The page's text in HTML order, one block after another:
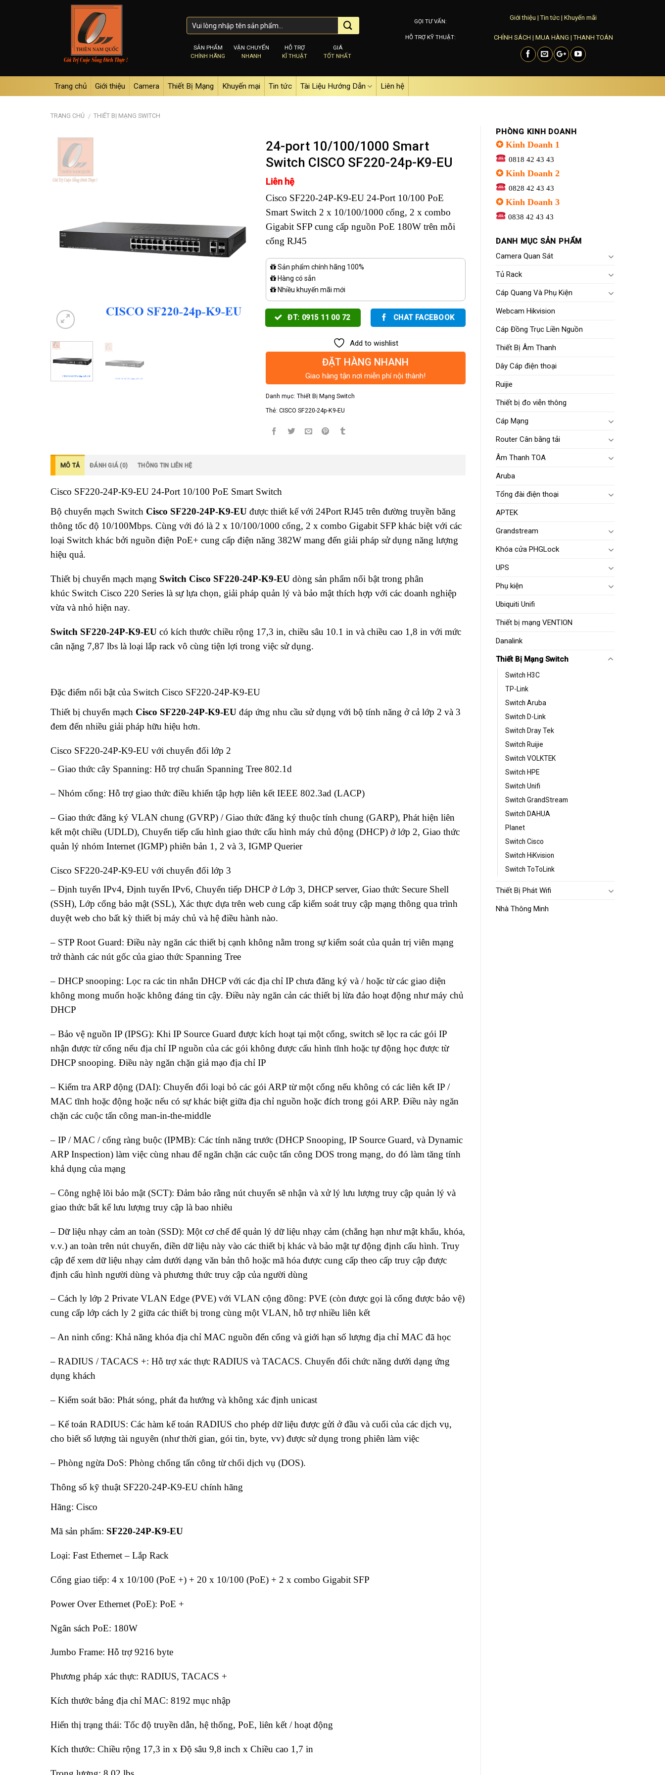
SẢN PHẨM
CHÍNH HÃNG
VẬN CHUYỂN
NHANH
HỖ TRỢ
KĨ THUẬT
GIÁ
TỐT NHẤT
GỌI TƯ VẤN:
HỖ TRỢ KỸ THUẬT:
Giới thiệu |Tin tức | Khuyến mãi
CHÍNH SÁCH | MUA HÀNG |THANH TOÁN
Trang chủ Giới thiệu Camera Thiết Bị Mạng Khuyến mại Tin tức Tài Liệu Hướng Dẫn Liên hệ
TRANG CHỦ / THIẾT BỊ MẠNG SWITCH
PHÒNG KINH DOANH
✪ Kinh Doanh 1
0818 42 43 43
✪ Kinh Doanh 2
0828 42 43 43
✪ Kinh Doanh 3
0838 42 43 43
DANH MỤC SẢN PHẨM
Camera Quan Sát
Tủ Rack
Cáp Quang Và Phụ Kiện
Webcam Hikvision
Cáp Đồng Trục Liền Nguồn
Thiết Bị Âm Thanh
Dây Cáp điện thoại
Ruijie
Thiết bị đo viễn thông
Cáp Mạng
Router Cân bằng tải
Âm Thanh TOA
Aruba
Tổng đài điện thoại
APTEK
Grandstream
Khóa cửa PHGLock
UPS
Phụ kiện
Ubiquiti Unifi
Thiết bị mạng VENTION
Danalink
Thiết Bị Mạng Switch
Switch H3C
TP-Link
Switch Aruba
Switch D-Link
Switch Dray Tek
Switch Ruijie
Switch VOLKTEK
Switch HPE
Switch Unifi
Switch GrandStream
Switch DAHUA
Planet
Switch Cisco
Switch HiKvision
Switch ToToLink
Thiết Bị Phát Wifi
Nhà Thông Minh
24-port 10/100/1000 Smart
Switch CISCO SF220-24p-K9-EU
Liên hệ
Cisco SF220-24P-K9-EU 24-Port 10/100 PoE
Smart Switch 2 x 10/100/1000 cổng, 2 x combo
Gigabit SFP cung cấp nguồn PoE 180W trên mỗi
cổng RJ45
Sản phẩm chính hãng 100%
Hàng có sẵn
Nhiều khuyến mãi mới
ĐT: 0915 11 00 72 CHAT FACEBOOK
Add to wishlist
ĐẶT HÀNG NHANH
Giao hàng tận nơi miễn phí nội thành!
Danh mục: Thiết Bị Mạng Switch
Thẻ: CISCO SF220-24p-K9-EU
MÔ TẢ ĐÁNH GIÁ (0) THÔNG TIN LIÊN HỆ
Cisco SF220-24P-K9-EU 24-Port 10/100 PoE Smart Switch
Bộ chuyển mạch Switch Cisco SF220-24P-K9-EU được thiết kế với 24Port RJ45 trên đường truyền băng
thông tốc độ 10/100Mbps. Cùng với đó là 2 x 10/100/1000 cổng, 2 x combo Gigabit SFP khác biệt với các
loại Switch khác bởi nguồn điện PoE+ cung cấp điện năng 382W mang đến giải pháp sử dụng năng lượng
hiệu quả.
Thiết bị chuyển mạch mạng Switch Cisco SF220-24P-K9-EU dòng sản phẩm nổi bật trong phân
khúc Switch Cisco 220 Series là sự lựa chọn, giải pháp quản lý và bảo mật thích hợp với các doanh nghiệp
vừa và nhỏ hiện nay.
Switch SF220-24P-K9-EU có kích thước chiều rộng 17,3 in, chiều sâu 10.1 in và chiều cao 1,8 in với mức
cân nặng 7,87 lbs là loại lắp rack vô cùng tiện lợi trong việc sử dụng.
Đặc điểm nổi bật của Switch Cisco SF220-24P-K9-EU
Thiết bị chuyển mạch Cisco SF220-24P-K9-EU đáp ứng nhu cầu sử dụng với bộ tính năng ở cả lớp 2 và 3
đem đến nhiều giải pháp hữu hiệu hơn.
Cisco SF220-24P-K9-EU với chuyển đổi lớp 2
– Giao thức cây Spanning: Hỗ trợ chuẩn Spanning Tree 802.1d
– Nhóm cổng: Hỗ trợ giao thức điều khiển tập hợp liên kết IEEE 802.3ad (LACP)
– Giao thức đăng ký VLAN chung (GVRP) / Giao thức đăng ký thuộc tính chung (GARP), Phát hiện liên
kết một chiều (UDLD), Chuyển tiếp cấu hình giao thức cấu hình máy chủ động (DHCP) ở lớp 2, Giao thức
quản lý nhóm Internet (IGMP) phiên bản 1, 2 và 3, IGMP Querier
Cisco SF220-24P-K9-EU với chuyển đổi lớp 3
– Định tuyến IPv4, Định tuyến IPv6, Chuyển tiếp DHCP ở Lớp 3, DHCP server, Giao thức Secure Shell
(SSH), Lớp cổng bảo mật (SSL), Xác thực dựa trên web cung cấp kiểm soát truy cập mạng thông qua trình
duyệt web cho bất kỳ thiết bị máy chủ và hệ điều hành nào.
– STP Root Guard: Điều này ngăn các thiết bị cạnh không nằm trong sự kiểm soát của quản trị viên mạng
trở thành các nút gốc của giao thức Spanning Tree
– DHCP snooping: Lọc ra các tin nhắn DHCP với các địa chỉ IP chưa đăng ký và / hoặc từ các giao diện
không mong muốn hoặc không đáng tin cậy. Điều này ngăn cản các thiết bị lừa đảo hoạt động như máy chủ
DHCP
– Bảo vệ nguồn IP (IPSG): Khi IP Source Guard được kích hoạt tại một cổng, switch sẽ lọc ra các gói IP
nhận được từ cổng nếu địa chỉ IP nguồn của các gói không được cấu hình tĩnh hoặc tự động học được từ
DHCP snooping. Điều này ngăn chặn giả mạo địa chỉ IP
– Kiểm tra ARP động (DAI): Chuyển đổi loại bỏ các gói ARP từ một cổng nếu không có các liên kết IP /
MAC tĩnh hoặc động hoặc nếu có sự khác biệt giữa địa chỉ nguồn hoặc đích trong gói ARP. Điều này ngăn
chặn các cuộc tấn công man-in-the-middle
– IP / MAC / cổng ràng buộc (IPMB): Các tính năng trước (DHCP Snooping, IP Source Guard, và Dynamic
ARP Inspection) làm việc cùng nhau để ngăn chặn các cuộc tấn công DOS trong mạng, do đó làm tăng tính
khả dụng của mạng
– Công nghệ lõi bảo mật (SCT): Đảm bảo rằng nút chuyển sẽ nhận và xử lý lưu lượng truy cập quản lý và
giao thức bất kể lưu lượng truy cập là bao nhiêu
– Dữ liệu nhạy cảm an toàn (SSD): Một cơ chế để quản lý dữ liệu nhạy cảm (chẳng hạn như mật khẩu, khóa,
v.v.) an toàn trên nút chuyển, điền dữ liệu này vào các thiết bị khác và bảo mật tự động định cấu hình. Truy
cập để xem dữ liệu nhạy cảm dưới dạng văn bản thô hoặc mã hóa được cung cấp theo cấp truy cập được
định cấu hình người dùng và phương thức truy cập của người dùng
– Cách ly lớp 2 Private VLAN Edge (PVE) với VLAN cộng đồng: PVE (còn được gọi là cổng được bảo vệ)
cung cấp lớp cách ly 2 giữa các thiết bị trong cùng một VLAN, hỗ trợ nhiều liên kết
– An ninh cổng: Khả năng khóa địa chỉ MAC nguồn đến cổng và giới hạn số lượng địa chỉ MAC đã học
– RADIUS / TACACS +: Hỗ trợ xác thực RADIUS và TACACS. Chuyển đổi chức năng dưới dạng ứng
dụng khách
– Kiểm soát bão: Phát sóng, phát đa hướng và không xác định unicast
– Kế toán RADIUS: Các hàm kế toán RADIUS cho phép dữ liệu được gửi ở đầu và cuối của các dịch vụ,
cho biết số lượng tài nguyên (như thời gian, gói tin, byte, vv) được sử dụng trong phiên làm việc
– Phòng ngừa DoS: Phòng chống tấn công từ chối dịch vụ (DOS).
Thông số kỹ thuật SF220-24P-K9-EU chính hãng
Hãng: Cisco
Mã sản phẩm: SF220-24P-K9-EU
Loại: Fast Ethernet – Lắp Rack
Cổng giao tiếp: 4 x 10/100 (PoE +) + 20 x 10/100 (PoE) + 2 x combo Gigabit SFP
Power Over Ethernet (PoE): PoE +
Ngân sách PoE: 180W
Jumbo Frame: Hỗ trợ 9216 byte
Phương pháp xác thực: RADIUS, TACACS +
Kích thước bảng địa chỉ MAC: 8192 mục nhập
Hiển thị trạng thái: Tốc độ truyền dẫn, hệ thống, PoE, liên kết / hoạt động
Kích thước: Chiều rộng 17,3 in x Độ sâu 9,8 inch x Chiều cao 1,7 in